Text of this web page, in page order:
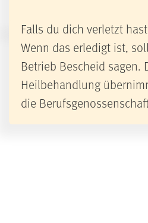
Falls du dich verletzt
Wenn das erledigt ist,
Betrieb Bescheid sagen.
Heilbehandlung
die